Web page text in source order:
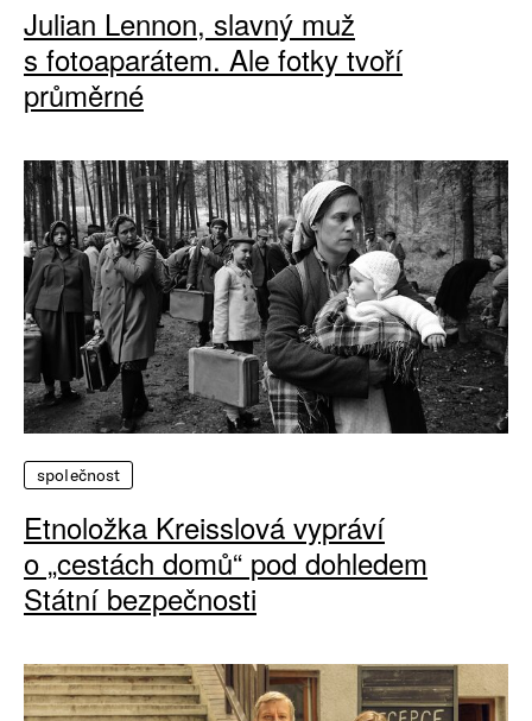
Julian Lennon, slavný muž
s fotoaparátem. Ale fotky tvoří
průměrné
společnost
Etnoložka Kreisslová vypráví
o „cestách domů“ pod dohledem
Státní bezpečnosti